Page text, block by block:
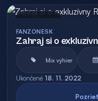
FANZONESK
Zahraj si o
Mix výhier
Ukončené 18. 11. 2022